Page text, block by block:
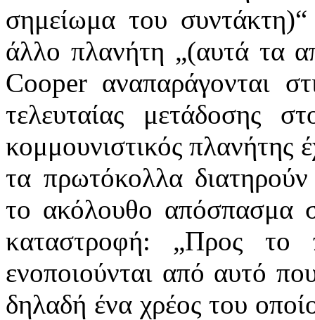
σημείωμα του
άλλο πλανήτη „(αυτά τα
Cooper αναπαράγονται
τελευταίας μετάδοσης
κομμουνιστικός πλανήτης
τα πρωτόκολλα
το ακόλουθο απόσπασμα
καταστροφή: „Προς το
ενοποιούνται από αυτό
δηλαδή ένα χρέος του